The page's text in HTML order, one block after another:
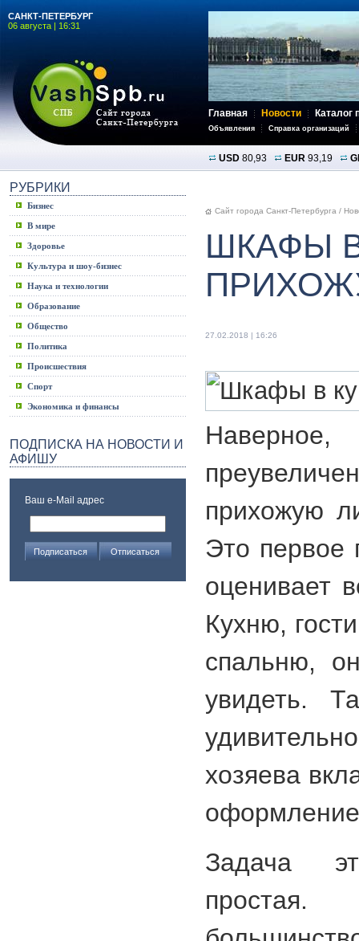
САНКТ-ПЕТЕРБУРГ
06 августа | 16:31
Главная Новости Каталог
Объявления Справка организаций
USD 80,93 EUR 93,19
РУБРИКИ
Бизнес
В мире
Здоровье
Культура и шоу-бизнес
Наука и технологии
Образование
Общество
Политика
Происшествия
Спорт
Экономика и финансы
ПОДПИСКА НА НОВОСТИ И
АФИШУ
Ваш e-Mail адрес
Сайт города Санкт-Петербурга /
ШКАФЫ
27.02.2018 | 16:26
прихожую
Это первое
оценивает
Кухню,
спальню,
увидеть.
хозяева
Задача